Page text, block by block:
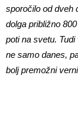
sporočilo od dveh
dolga približno
poti na svetu.
ne samo danes,
bolj premožni